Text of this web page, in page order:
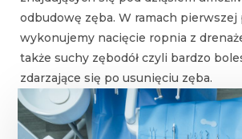
odbudowę zęba. W ramach pierwszej
wykonujemy nacięcie ropnia z
także suchy zębodół czyli bardzo
zdarzające się po usunięciu zęba.